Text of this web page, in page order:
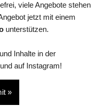
viele Angebote stehen
jetzt mit einem
unterstützen.
Inhalte in der
auf Instagram!
»